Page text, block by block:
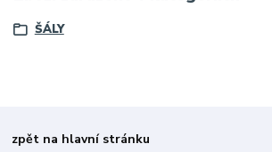
ŠÁLY
zpět na hlavní stránku